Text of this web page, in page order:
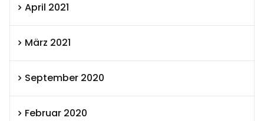
April 2021
März 2021
September 2020
Februar 2020